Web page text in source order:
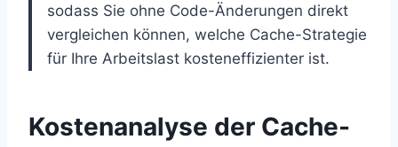
sodass Sie ohne Code-Änderungen direkt
vergleichen können, welche Cache-Strategie
für Ihre Arbeitslast kosteneffizienter ist.
Kostenanalyse der Cache-